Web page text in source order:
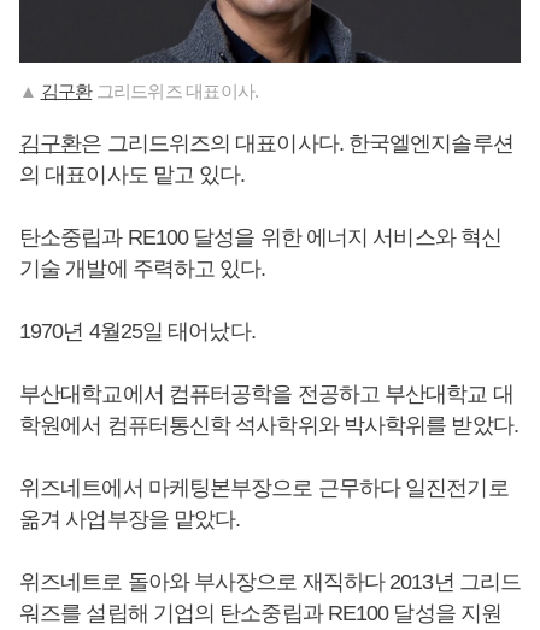
▲ 김구환그리드위즈 대표이사.
김구환은 그리드위즈의 대표이사다. 한국엘엔지솔루션
의 대표이사도 맡고 있다.
탄소중립과 RE100 달성을 위한 에너지 서비스와 혁신
기술 개발에 주력하고 있다.
1970년 4월25일 태어났다.
부산대학교에서 컴퓨터공학을 전공하고 부산대학교 대
학원에서 컴퓨터통신학 석사학위와 박사학위를 받았다.
위즈네트에서 마케팅본부장으로 근무하다 일진전기로
옮겨 사업부장을 맡았다.
위즈네트로 돌아와 부사장으로 재직하다 2013년 그리드
워즈를 설립해 기업의 탄소중립과 RE100 달성을 지원